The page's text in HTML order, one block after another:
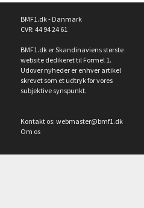
BMF1.dk - Danmark
CVR: 44 94 24 61
BMF1.dk er Skandinaviens største
website dedikeret til Formel 1.
Udover nyheder er enhver artikel
skrevet som et udtryk for vores
subjektive synspunkt.
Kontakt os: webmaster@bmf1.dk
Om os